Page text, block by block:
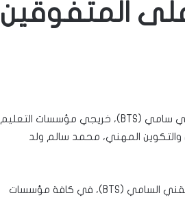
على المتفوقين
أقيم اليوم بنواكشوط حفل توزيع الجوائز على المتفوقين بشهادة تقني سامي (BTS)، خريجي مؤسسات التعليم
والتكوين المهني، محمد سالم ولد
الأمين العام قال في كلمته بالمناسبة إن الوزارة قررت تعميم التكوين التقني السامي (BTS)، في كافة مؤسسات